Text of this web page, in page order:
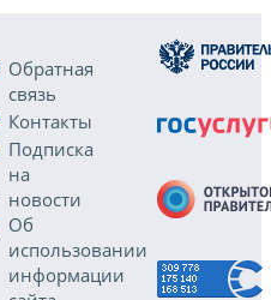
Обратная
связь
Контакты
Подписка
на
новости
Об
использовании
информации